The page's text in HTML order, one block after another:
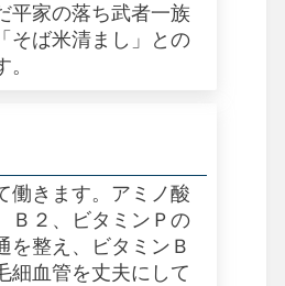
平家の落ち武者一族
そば米清まし」との
働きます。アミノ酸
Ｂ２、ビタミンＰの
を整え、ビタミンＢ
細血管を丈夫にして